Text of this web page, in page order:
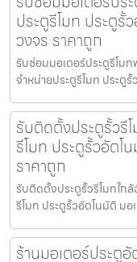
ประตูรีโมท ประตูรั้
วงจร ราคาถูก
รับซ่อมมอเตอร์ประตูรีโม
จำหน่ายประตูรีโมท ประตู
รับติดตั้งประตูรั้วรี
รีโมท ประตูรั้วอัตโ
ราคาถูก
รับติดตั้งประตูรั้วรีโมทใก
รีโมท ประตูรั้วอัตโนมัติ มอ
ร้านมอเตอร์ประตู